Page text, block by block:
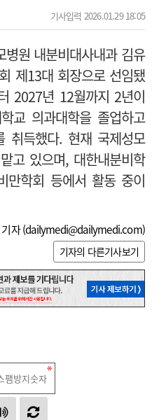
기사입력 2026.01.29 18:05
원 내분비대사내과 김유
제13대 회장으로 선임됐
2027년 12월까지 2년이
교 의과대학을 졸업하고
취득했다. 현재 국제성모
고 있으며, 대한내분비학
만학회 등에서 활동 중이
자 (dailymedi@dailymedi.com)
기자의 다른기사보기